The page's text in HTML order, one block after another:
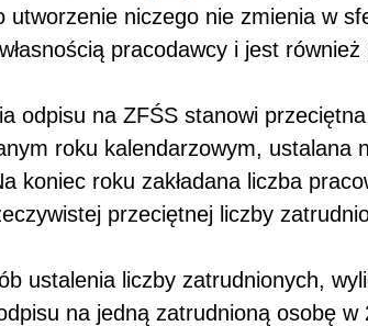
utworzenie niczego nie zmienia w
pracodawcy i jest
odpisu na ZFŚS stanowi
roku kalendarzowym, ustalana
koniec roku zakładana liczba
przeciętnej liczby
ustalenia liczby zatrudnionych,
na jedną zatrudnioną osobę